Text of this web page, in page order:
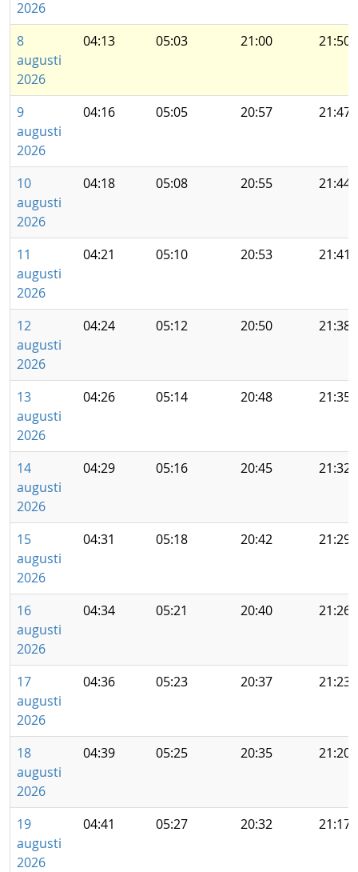
2026
8
augusti
2026
04:13 05:03 21:00 21:50
9
augusti
2026
04:16 05:05 20:57 21:47
10
augusti
2026
04:18 05:08 20:55 21:44
11
augusti
2026
04:21 05:10 20:53 21:41
12
augusti
2026
04:24 05:12 20:50 21:38
13
augusti
2026
04:26 05:14 20:48 21:35
14
augusti
2026
04:29 05:16 20:45 21:32
15
augusti
2026
04:31 05:18 20:42 21:29
16
augusti
2026
04:34 05:21 20:40 21:26
17
augusti
2026
04:36 05:23 20:37 21:23
18
augusti
2026
04:39 05:25 20:35 21:20
19
augusti
2026
04:41 05:27 20:32 21:17